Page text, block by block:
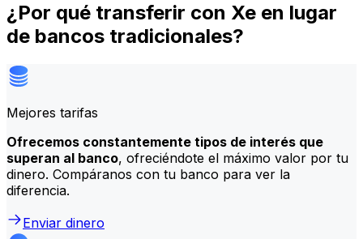
¿Por qué transferir con Xe en lugar
de bancos tradicionales?
Mejores tarifas
Ofrecemos constantemente tipos de interés que
superan al banco, ofreciéndote el máximo valor por tu
dinero. Compáranos con tu banco para ver la
diferencia.
Enviar dinero